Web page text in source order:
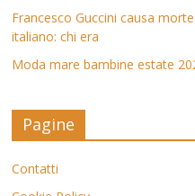
Francesco Guccini causa
italiano: chi era
Moda mare bambine estate
Pagine
Contatti